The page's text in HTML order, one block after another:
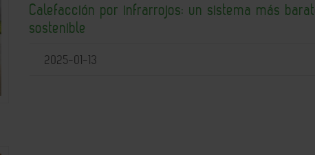
Calefacción por infrarrojos: un sistema más
sostenible
2025-01-13